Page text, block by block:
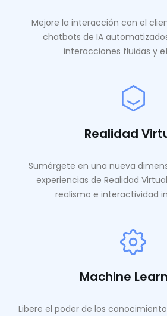
Mejore la interacción con el
chatbots de IA
interacciones fluidas y
Realidad
Sumérgete en una nueva
experiencias de Realidad
realismo e interactividad
Machine
Libere el poder de los